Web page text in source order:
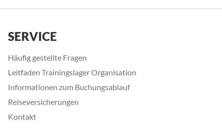
SERVICE
Häufig gestellte Fragen
Leitfaden Trainingslager Organisation
Informationen zum Buchungsablauf
Reiseversicherungen
Kontakt